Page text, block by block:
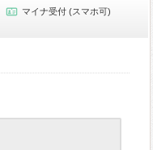
マイナ受付 (スマホ可)